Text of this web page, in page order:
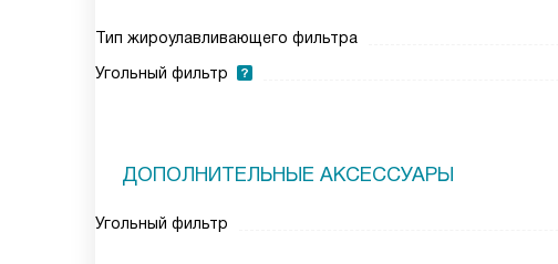
Тип жироулавливающего фильтра
Угольный фильтр
ДОПОЛНИТЕЛЬНЫЕ АКСЕССУАРЫ
Угольный фильтр